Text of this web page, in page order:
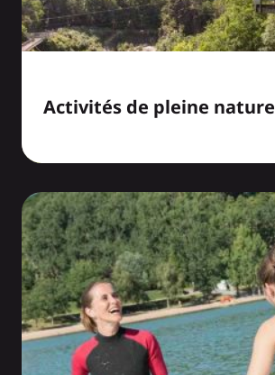
Activités de pleine nature